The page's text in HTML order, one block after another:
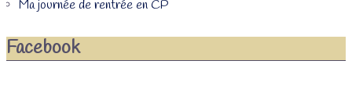
Ma journée de rentrée en CP
Facebook